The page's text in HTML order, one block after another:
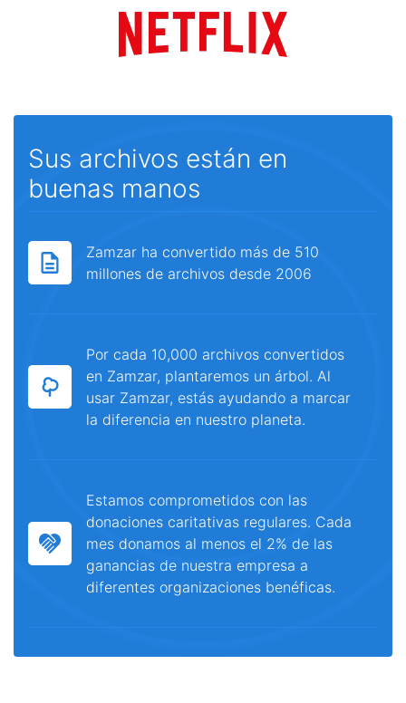
Sus archivos están en
buenas manos
Zamzar ha convertido más de 510
millones de archivos desde 2006
Por cada 10,000 archivos convertidos
en Zamzar, plantaremos un árbol. Al
usar Zamzar, estás ayudando a marcar
la diferencia en nuestro planeta.
Estamos comprometidos con las
donaciones caritativas regulares. Cada
mes donamos al menos el 2% de las
ganancias de nuestra empresa a
diferentes organizaciones benéficas.